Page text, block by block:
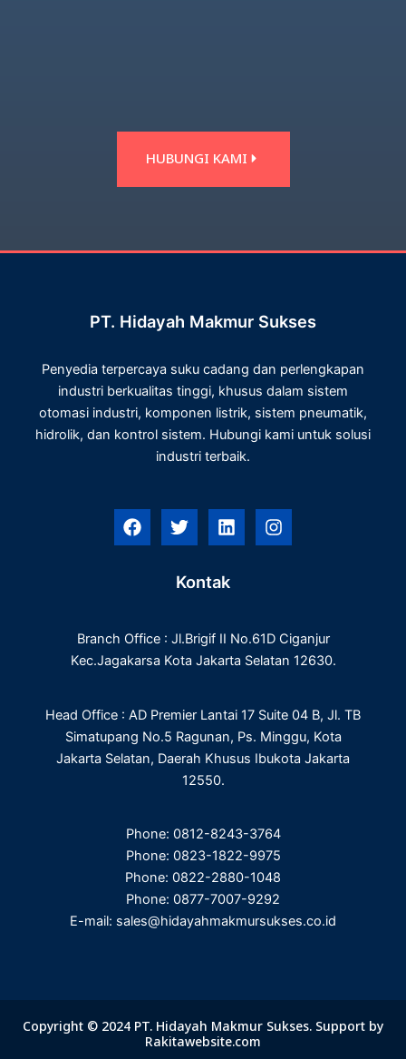
HUBUNGI KAMI
PT. Hidayah Makmur Sukses
Penyedia terpercaya suku cadang dan perlengkapan
industri berkualitas tinggi, khusus dalam sistem
otomasi industri, komponen listrik, sistem pneumatik,
hidrolik, dan kontrol sistem. Hubungi kami untuk solusi
industri terbaik.
F
a
k
T
w
t
t
L
i
e
n
I
n
a
m
Kontak
Branch Office : Jl.Brigif II No.61D Ciganjur
Kec.Jagakarsa Kota Jakarta Selatan 12630.
Head Office : AD Premier Lantai 17 Suite 04 B, Jl. TB
Simatupang No.5 Ragunan, Ps. Minggu, Kota
Jakarta Selatan, Daerah Khusus Ibukota Jakarta
12550.
Phone: 0812-8243-3764
Phone: 0823-1822-9975
Phone: 0822-2880-1048
Phone: 0877-7007-9292
E-mail: sales@hidayahmakmursukses.co.id
Copyright © 2024 PT. Hidayah Makmur Sukses. Support by
Rakitawebsite.com